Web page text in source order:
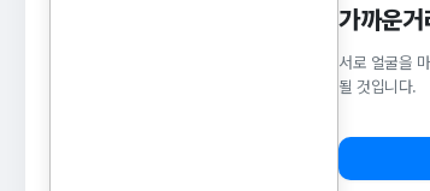
가까운
서로 얼굴을
될 것입니다.